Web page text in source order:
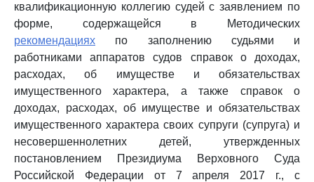
квалификационную коллегию судей с заявлением по
форме, содержащейся в Методических
рекомендациях по заполнению судьями и
работниками аппаратов судов справок о доходах,
расходах, об имуществе и обязательствах
имущественного характера, а также справок о
доходах, расходах, об имуществе и обязательствах
имущественного характера своих супруги (супруга) и
несовершеннолетних детей, утвержденных
постановлением Президиума Верховного Суда
Российской Федерации от 7 апреля 2017 г., с